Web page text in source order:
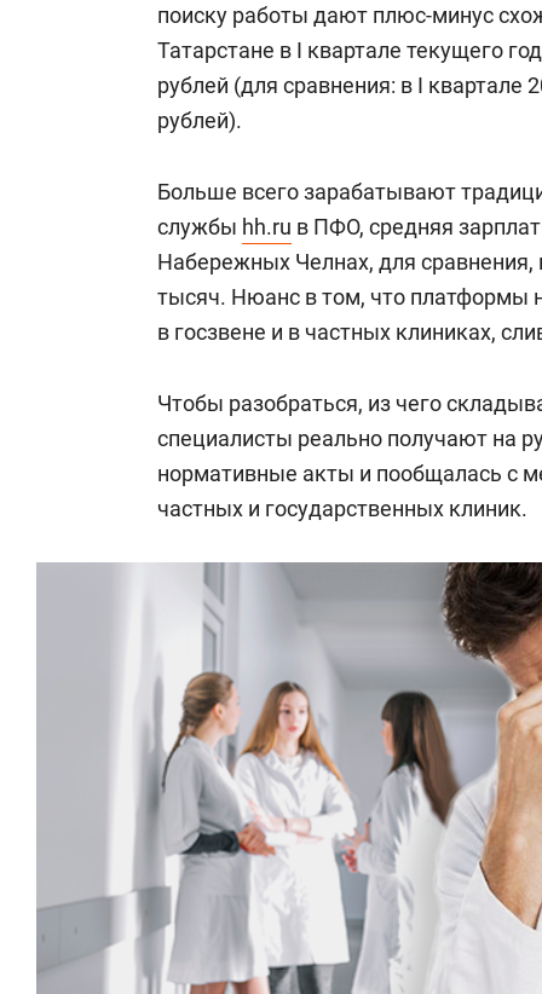
поиску работы дают плюс-минус
Татарстане в I квартале текущего
рублей (для сравнения: в I квартале
рублей).
Больше всего зарабатывают
службы hh.ru в ПФО, средняя
Набережных Челнах, для сравнения,
тысяч. Нюанс в том, что платформы
в госзвене и в частных клиниках,
Чтобы разобраться, из чего
специалисты реально получают на
нормативные акты и пообщалась с
частных и государственных клиник.